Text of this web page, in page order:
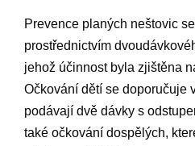
Prevence planých neštovic
prostřednictvím
jehož účinnost byla zjištěna
Očkování dětí se doporučuje
podávají dvě dávky s
také očkování dospělých,